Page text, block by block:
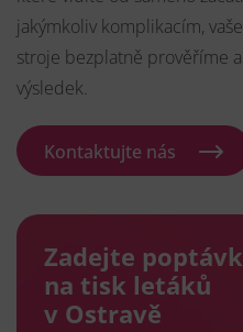
jakýmkoliv komplikacím,
stroje bezplatně prověříme
výsledek.
Kontaktujte nás
Zadejte
na tisk letáků
v Ostravě